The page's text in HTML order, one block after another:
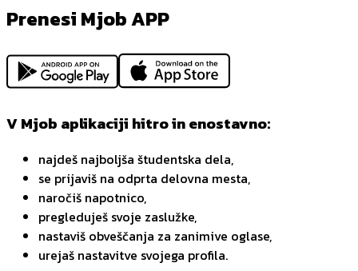
Prenesi Mjob APP
V Mjob aplikaciji hitro in enostavno:
najdeš najboljša študentska dela,
se prijaviš na odprta delovna mesta,
naročiš napotnico,
pregleduješ svoje zaslužke,
nastaviš obveščanja za zanimive oglase,
urejaš nastavitve svojega profila.